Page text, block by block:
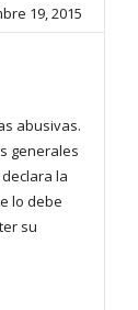
19, 2015
abusivas.
generales
la
lo debe
su